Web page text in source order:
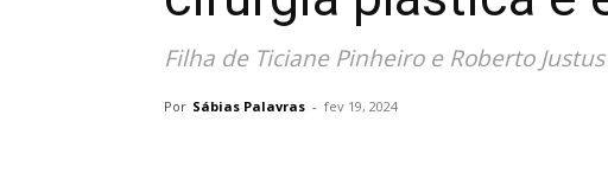
Filha de Ticiane Pinheiro e Roberto
Por Sábias Palavras - fev 19, 2024